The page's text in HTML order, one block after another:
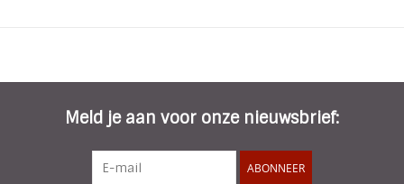
Meld je aan voor onze nieuwsbrief:
ABONNEER